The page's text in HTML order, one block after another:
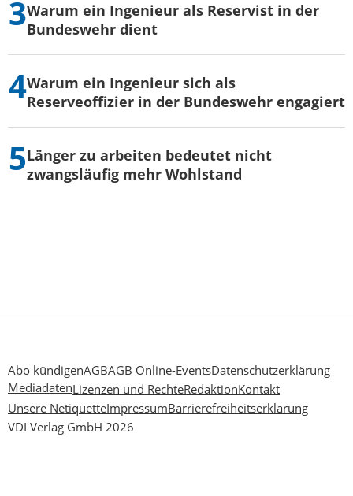
Warum ein Ingenieur als Reservist in der
Bundeswehr dient
Warum ein Ingenieur sich als
Reserveoffizier in der Bundeswehr engagiert
Länger zu arbeiten bedeutet nicht
zwangsläufig mehr Wohlstand
Abo kündigenAGBAGB Online-EventsDatenschutzerklärung
MediadatenLizenzen und RechteRedaktionKontakt
Unsere NetiquetteImpressumBarrierefreiheitserklärung
VDI Verlag GmbH 2026